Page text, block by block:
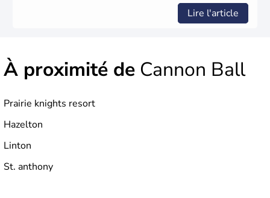
Lire l'article
À proximité de Cannon Ball
Prairie knights resort
Hazelton
Linton
St. anthony